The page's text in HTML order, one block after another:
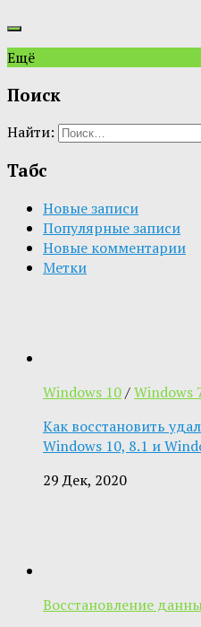
Ещё
Поиск
Найти:
Табс
Новые записи
Популярные записи
Новые комментарии
Метки
Windows 10/Windows
Как восстановить
Windows 10, 8.1 и
29 Дек, 2020
Восстановление